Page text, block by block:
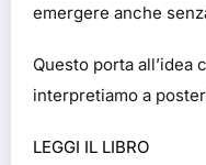
emergere anche
Questo porta all’idea
interpretiamo a
LEGGI IL LIBRO